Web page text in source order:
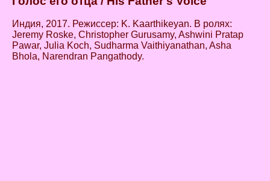
Индия, 2017. Режиссер: K. Kaarthikeyan. В ролях:
Jeremy Roske, Christopher Gurusamy, Ashwini Pratap
Pawar, Julia Koch, Sudharma Vaithiyanathan, Asha
Bhola, Narendran Pangathody.